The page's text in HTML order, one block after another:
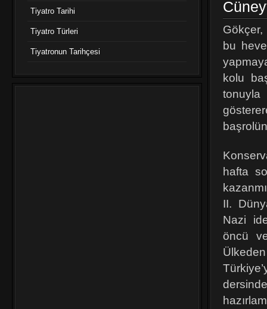
bu
kolu
hafta
II.
Nazi
öncü
Tiyatro Tarihi
Tiyatro Türleri
Tiyatronun Tarihçesi